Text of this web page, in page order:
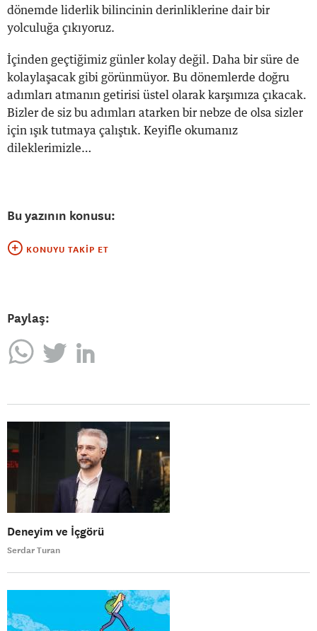
dönemde liderlik bilincinin derinliklerine dair bir
yolculuğa çıkıyoruz.
İçinden geçtiğimiz günler kolay değil. Daha bir süre de
kolaylaşacak gibi görünmüyor. Bu dönemlerde doğru
adımları atmanın getirisi üstel olarak karşımıza çıkacak.
Bizler de siz bu adımları atarken bir nebze de olsa sizler
için ışık tutmaya çalıştık. Keyifle okumanız
dileklerimizle…
Bu yazının konusu:
KONUYU TAKIP ET
Paylaş:
Deneyim ve İçgörü
Serdar Turan